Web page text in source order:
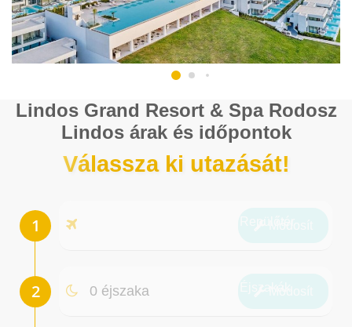
Lindos Grand Resort & Spa Rodosz
Lindos árak és időpontok
Válassza ki utazását!
0 éjszaka